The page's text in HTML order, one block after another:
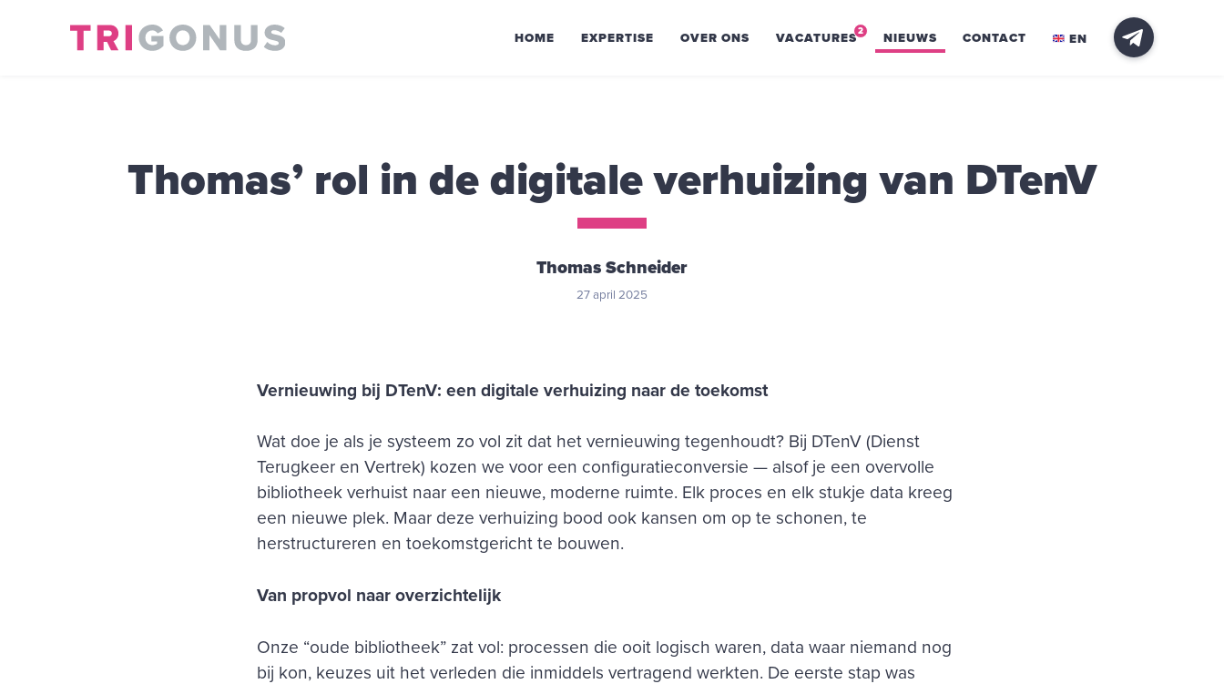
HOME EXPERTISE OVER ONS VACATURES2 NIEUWS CONTACT EN
Thomas’ rol in de digitale verhuizing van DTenV
Thomas Schneider
27 april 2025
Vernieuwing bij DTenV: een digitale verhuizing naar de toekomst
Wat doe je als je systeem zo vol zit dat het vernieuwing tegenhoudt? Bij DTenV (Dienst
Terugkeer en Vertrek) kozen we voor een configuratieconversie — alsof je een overvolle
bibliotheek verhuist naar een nieuwe, moderne ruimte. Elk proces en elk stukje data kreeg
een nieuwe plek. Maar deze verhuizing bood ook kansen om op te schonen, te
herstructureren en toekomstgericht te bouwen.
Van propvol naar overzichtelijk
Onze “oude bibliotheek” zat vol: processen die ooit logisch waren, data waar niemand nog
bij kon, keuzes uit het verleden die inmiddels vertragend werkten. De eerste stap was